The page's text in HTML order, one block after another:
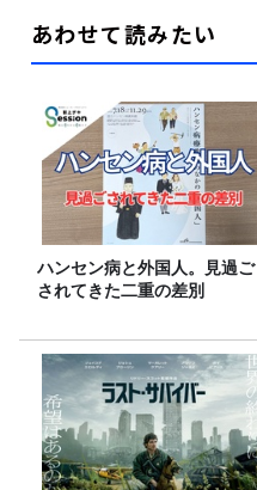
あわせて読みたい
ハンセン病と外国人。見過ご
されてきた二重の差別